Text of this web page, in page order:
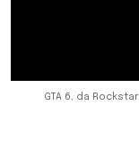
GTA 6, da